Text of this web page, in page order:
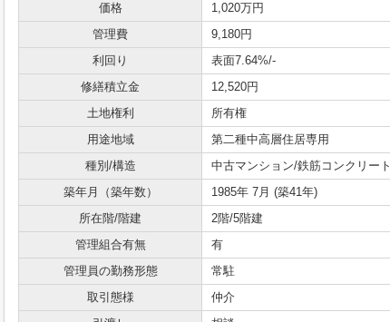
価格
1,020万円
管理費
9,180円
利回り
表面7.64%/-
修繕積立金
12,520円
土地権利
所有権
用途地域
第二種中高層住居専用
種別/構造
中古マンション/鉄筋コンクリート
築年月（築年数）
1985年 7月 (築41年)
所在階/階建
2階/5階建
管理組合有無
有
管理員の勤務形態
常駐
取引態様
仲介